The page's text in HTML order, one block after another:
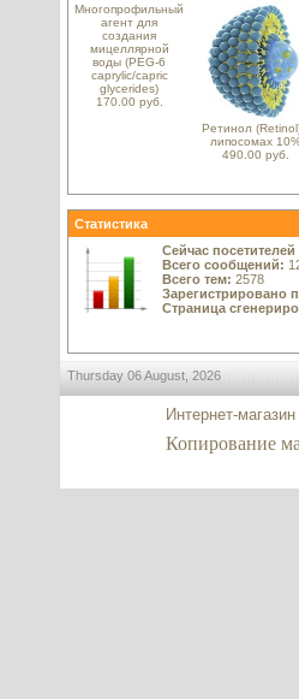
Многопрофильный
агент для
создания
мицеллярной
воды (PEG-6
caprylic/capric
glycerides)
170.00 руб.
Ретинол
липосомах
490.00 руб.
Статистика
Сейчас
Всего сообщений:
Всего тем: 2578
Зарегистрировано
Страница
Thursday 06 August, 2026
Интернет-
Копирование